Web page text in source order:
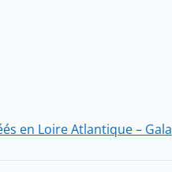
en Loire Atlantique – Gala